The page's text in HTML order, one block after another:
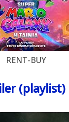
RENT-BUY
(playlist)